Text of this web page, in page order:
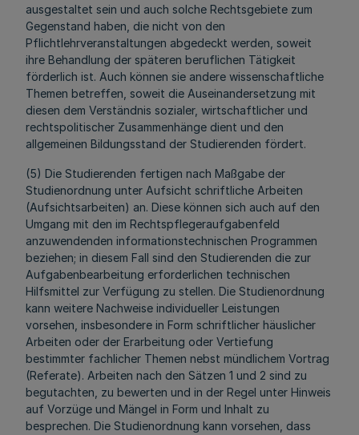
ausgestaltet sein und auch solche Rechtsgebiete zum
Gegenstand haben, die nicht von den
Pflichtlehrveranstaltungen abgedeckt werden, soweit
ihre Behandlung der späteren beruflichen Tätigkeit
förderlich ist. Auch können sie andere wissenschaftliche
Themen betreffen, soweit die Auseinandersetzung mit
diesen dem Verständnis sozialer, wirtschaftlicher und
rechtspolitischer Zusammenhänge dient und den
allgemeinen Bildungsstand der Studierenden fördert.
(5) Die Studierenden fertigen nach Maßgabe der
Studienordnung unter Aufsicht schriftliche Arbeiten
(Aufsichtsarbeiten) an. Diese können sich auch auf den
Umgang mit den im Rechtspflegeraufgabenfeld
anzuwendenden informationstechnischen Programmen
beziehen; in diesem Fall sind den Studierenden die zur
Aufgabenbearbeitung erforderlichen technischen
Hilfsmittel zur Verfügung zu stellen. Die Studienordnung
kann weitere Nachweise individueller Leistungen
vorsehen, insbesondere in Form schriftlicher häuslicher
Arbeiten oder der Erarbeitung oder Vertiefung
bestimmter fachlicher Themen nebst mündlichem Vortrag
(Referate). Arbeiten nach den Sätzen 1 und 2 sind zu
begutachten, zu bewerten und in der Regel unter Hinweis
auf Vorzüge und Mängel in Form und Inhalt zu
besprechen. Die Studienordnung kann vorsehen, dass